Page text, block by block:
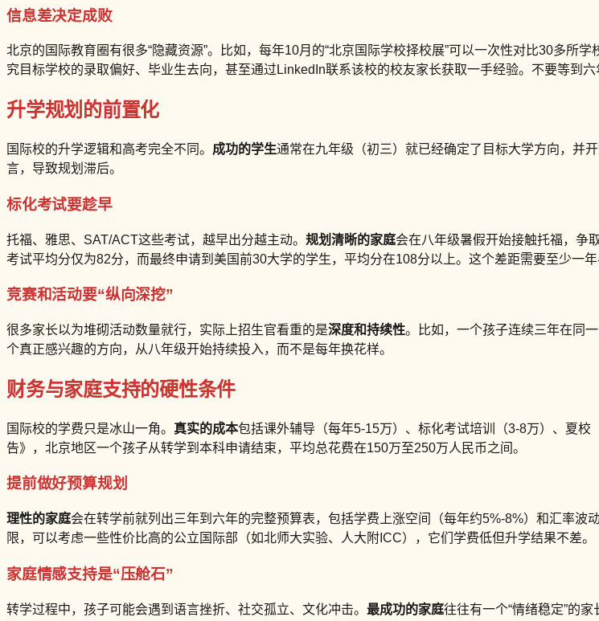
信息差决定成败
北京的国际教育圈有很多“隐藏资源”。比如，每年10月的“北京国际学校择校展”可以一次性对比30多所
究目标学校的录取偏好、毕业生去向，甚至通过LinkedIn联系该校的校友家长获取一手经验。不要等到六
升学规划的前置化
国际校的升学逻辑和高考完全不同。 成功的学生通常在九年级（初三）就已经确定了目标大学方向，并
言，导致规划滞后。
标化考试要趁早
托福、雅思、SAT/ACT这些考试，越早出分越主动。 规划清晰的家庭会在八年级暑假开始接触托福，争
考试平均分仅为82分，而最终申请到美国前30大学的学生，平均分在108分以上。这个差距需要至少一年
竞赛和活动要“纵向深挖”
很多家长以为堆砌活动数量就行，实际上招生官看重的是深度和持续性。比如，一个孩子连续三年在同
个真正感兴趣的方向，从八年级开始持续投入，而不是每年换花样。
财务与家庭支持的硬性条件
国际校的学费只是冰山一角。 真实的成本包括课外辅导（每年5-15万）、标化考试培训（3-8万）、夏
告》，北京地区一个孩子从转学到本科申请结束，平均总花费在150万至250万人民币之间。
提前做好预算规划
理性的家庭会在转学前就列出三年到六年的完整预算表，包括学费上涨空间（每年约5%-8%）和汇率
限，可以考虑一些性价比高的公立国际部（如北师大实验、人大附ICC），它们学费低但升学结果不差。
家庭情感支持是“压舱石”
转学过程中，孩子可能会遇到语言挫折、社交孤立、文化冲击。 最成功的家庭往往有一个“情绪稳定”的